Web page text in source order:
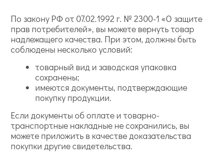
По закону РФ от 07.02.1992 г. № 2300-1 «О защите
прав потребителей», вы можете вернуть товар
надлежащего качества. При этом, должны быть
соблюдены несколько условий:
товарный вид и заводская упаковка
сохранены;
имеются документы, подтверждающие
покупку продукции.
Если документы об оплате и товарно-
транспортные накладные не сохранились, вы
можете приложить в качестве доказательства
покупки другие свидетельства.